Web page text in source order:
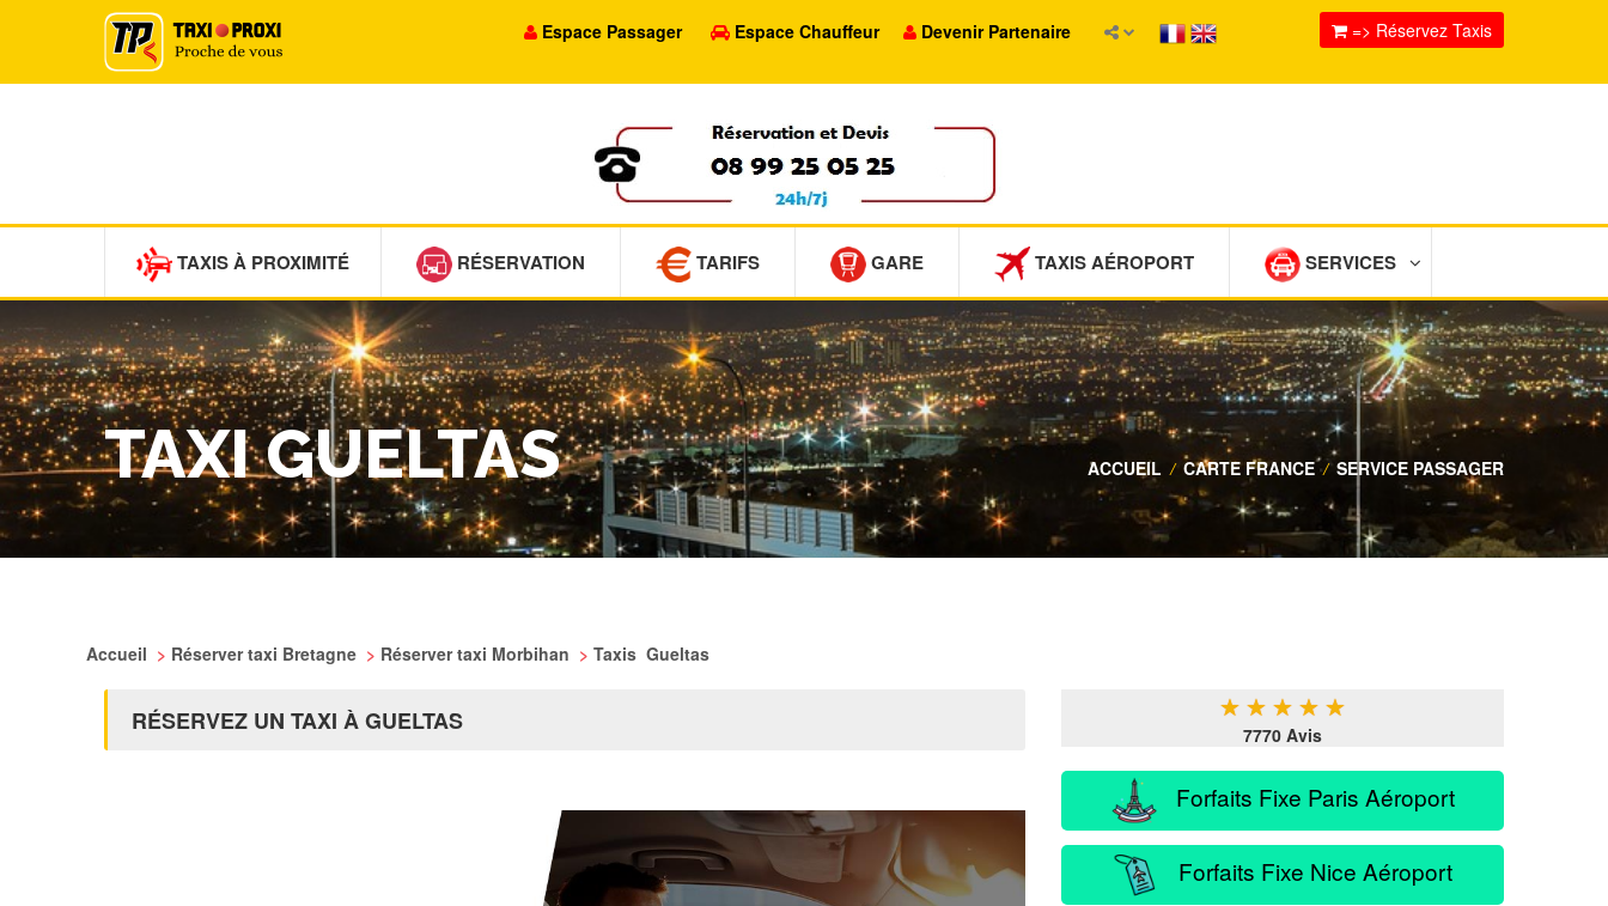
Espace Passager Espace Chauffeur Devenir Partenaire => Réservez Taxis
TAXIS À PROXIMITÉ RÉSERVATION TARIFS GARE TAXIS AÉROPORT SERVICES
TAXI GUELTAS ACCUEIL / CARTE FRANCE / SERVICE PASSAGER
Accueil > Réserver taxi Bretagne > Réserver taxi Morbihan > Taxis Gueltas
RÉSERVEZ UN TAXI À GUELTAS ★ ★ ★ ★ ★
7770 Avis
Forfaits Fixe Paris Aéroport
Forfaits Fixe Nice Aéroport